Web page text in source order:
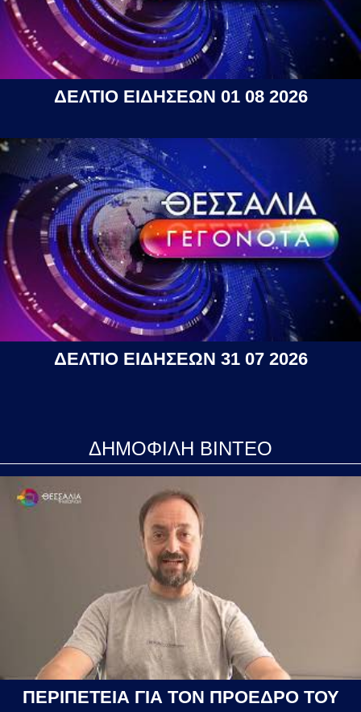
ΔΕΛΤΙΟ ΕΙΔΗΣΕΩΝ 01 08 2026
ΔΕΛΤΙΟ ΕΙΔΗΣΕΩΝ 31 07 2026
ΔΗΜΟΦΙΛΗ ΒΙΝΤΕΟ
ΠΕΡΙΠΕΤΕΙΑ ΓΙΑ ΤΟΝ ΠΡΟΕΔΡΟ ΤΟΥ